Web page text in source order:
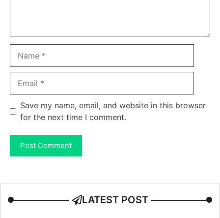
Save my name, email, and website in this browser
for the next time I comment.
LATEST POST